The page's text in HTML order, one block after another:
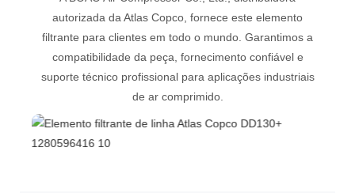
autorizada da Atlas Copco, fornece este elemento
filtrante para clientes em todo o mundo. Garantimos a
compatibilidade da peça, fornecimento confiável e
suporte técnico profissional para aplicações industriais
de ar comprimido.